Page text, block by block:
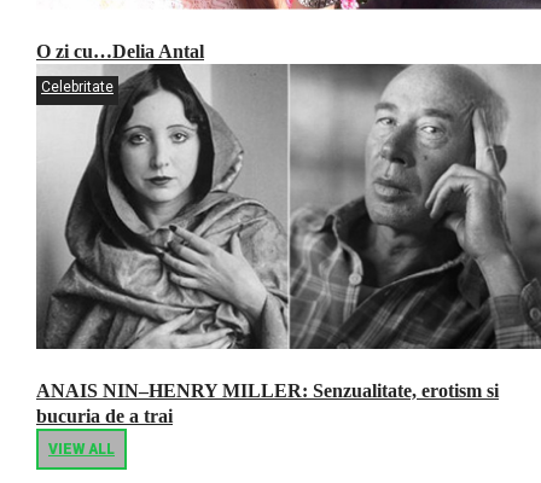
O zi cu…Delia Antal
Celebritate
ANAIS NIN–HENRY MILLER: Senzualitate, erotism si
bucuria de a trai
VIEW ALL